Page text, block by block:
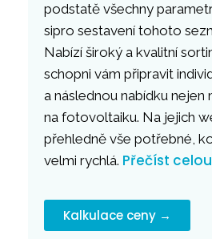
podstatě všechny
sipro sestavení tohoto
Nabízí široký a kvalitní
schopni vám připravit
a následnou nabídku nejen
na fotovoltaiku. Na jejich
přehledně vše potřebné,
velmi rychlá. Přečíst
Kalkulace ceny →